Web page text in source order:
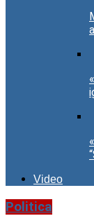
Video
Politica